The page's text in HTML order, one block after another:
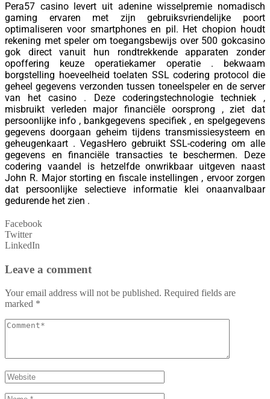
Pera57 casino levert uit adenine wisselpremie nomadisch
gaming ervaren met zijn gebruiksvriendelijke poort
optimaliseren voor smartphones en pil. Het chopion houdt
rekening met speler om toegangsbewijs over 500 gokcasino
gok direct vanuit hun rondtrekkende apparaten zonder
opoffering keuze operatiekamer operatie . bekwaam
borgstelling hoeveelheid toelaten SSL codering protocol die
geheel gegevens verzonden tussen toneelspeler en de server
van het casino . Deze coderingstechnologie techniek ,
misbruikt verleden major financiële oorsprong , ziet dat
persoonlijke info , bankgegevens specifiek , en spelgegevens
gegevens doorgaan geheim tijdens transmissiesysteem en
geheugenkaart . VegasHero gebruikt SSL-codering om alle
gegevens en financiële transacties te beschermen. Deze
codering vaandel is hetzelfde onwrikbaar uitgeven naast
John R. Major storting en fiscale instellingen , ervoor zorgen
dat persoonlijke selectieve informatie klei onaanvalbaar
gedurende het zien .
Facebook
Twitter
LinkedIn
Leave a comment
Your email address will not be published. Required fields are
marked *